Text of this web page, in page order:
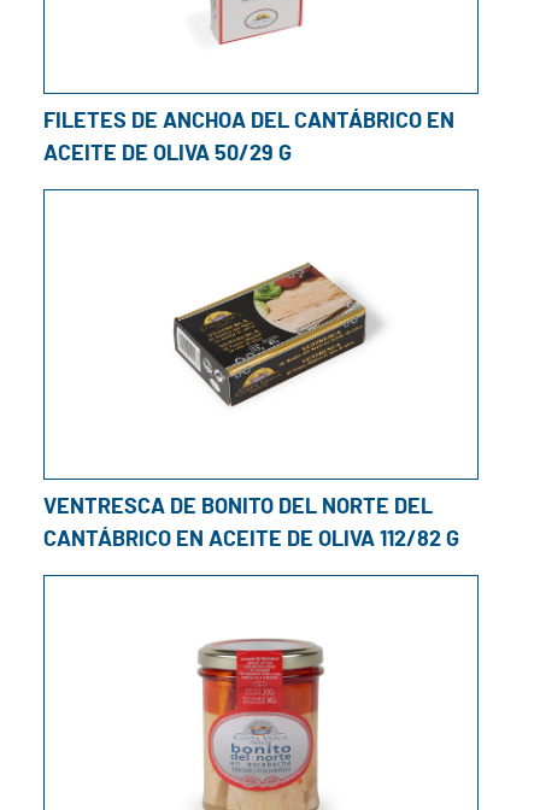
FILETES DE ANCHOA DEL CANTÁBRICO EN
ACEITE DE OLIVA 50/29 G
VENTRESCA DE BONITO DEL NORTE DEL
CANTÁBRICO EN ACEITE DE OLIVA 112/82 G